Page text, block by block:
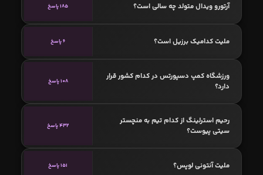
آرتورو ویدال متولد چه سالی است؟ 185 پاسخ
ملیت کدامیک برزیل است؟ 6 پاسخ
ورزشگاه کمپ دسپورتس در کدام کشور قرار
دارد؟
108 پاسخ
رحیم استرلینگ از کدام تیم به منچستر
سیتی پیوست؟
432 پاسخ
ملیت آنتونی لوپس؟ 151 پاسخ